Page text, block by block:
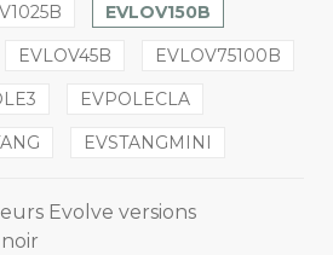
EVLOV150B
EVLOV45B
EVLOV75100B
EVPOLECLA
EVSTANGMINI
Evolve versions